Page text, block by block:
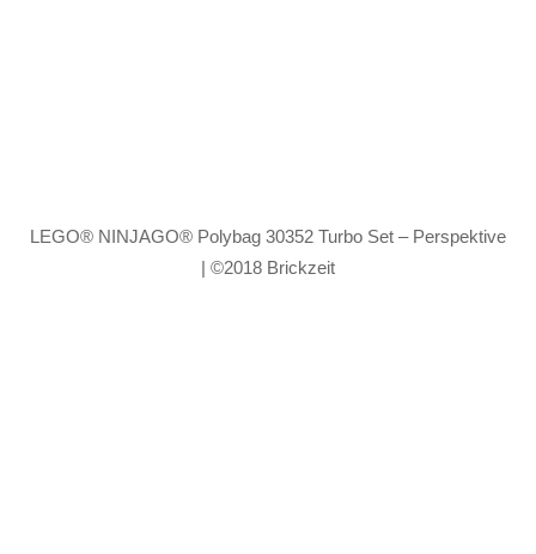
LEGO® NINJAGO® Polybag 30352 Turbo Set – Perspektive
| ©2018 Brickzeit